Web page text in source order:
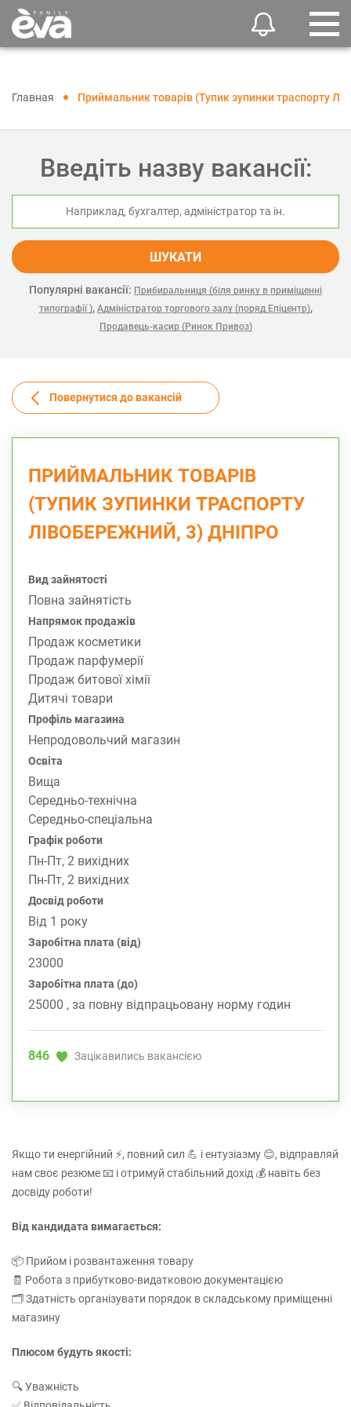
Главная Приймальник товарів (Тупик зупинки траспорту
Введіть назву вакансії:
ШУКАТИ
Популярні вакансії: Прибиральниця (біля ринку в приміщенні
типографії ), Адміністратор торгового залу (поряд Епіцентр),
Продавець-касир (Ринок Привоз)
Повернутися до вакансій
ПРИЙМАЛЬНИК ТОВАРІВ
(ТУПИК ЗУПИНКИ ТРАСПОРТУ
ЛІВОБЕРЕЖНИЙ, 3) ДНІПРО
Вид зайнятості
Повна зайнятість
Напрямок продажів
Продаж косметики
Продаж парфумерії
Продаж битової хімії
Дитячі товари
Профіль магазина
Непродовольчий магазин
Освіта
Вища
Середньо-технічна
Середньо-спеціальна
Графік роботи
Пн-Пт, 2 вихідних
Пн-Пт, 2 вихідних
Досвід роботи
Від 1 року
Заробітна плата (від)
23000
Заробітна плата (до)
25000 , за повну відпрацьовану норму годин
846 Зацікавились вакансією
Якщо ти енергійний ⚡, повний сил 💪 і ентузіазму 😊, відправляй
нам своє резюме 📧 і отримуй стабільний дохід 💰 навіть без
досвіду роботи!
Від кандидата вимагається:
📦 Прийом і розвантаження товару
🧾 Робота з прибутково-видатковою документацією
🗂️ Здатність організувати порядок в складському приміщенні
магазину
Плюсом будуть якості:
🔍 Уважність